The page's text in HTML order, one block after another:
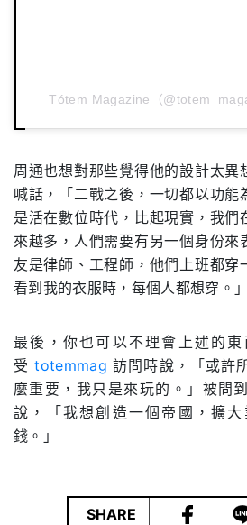
Tótem Magazine（
周通也想對那些覺得他的設計太異
喊話，「二戰之後，一切都以功能
是活在數位時代，比起現實，我們
來越多，人們需要有另一個身份來
友是律師、工程師，他們上班都穿
看到我的衣服時，每個人都想穿。」
最後，你也可以不理會上述的
受totemmag 訪問時說，「或許
麼重要，我只是來玩的。」被問
說，「我想創造一個帝國，擴
錢。」
SHARE